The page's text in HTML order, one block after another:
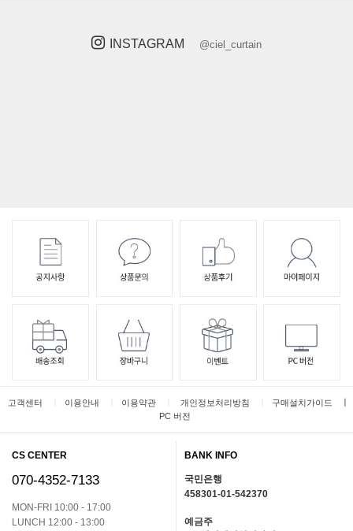
INSTAGRAM @ciel_curtain
고객센터 이용안내 이용약관 개인정보처리방침 구매설치가이드
PC 버전
CS CENTER
070-4352-7133
MON-FRI 10:00 - 17:00
LUNCH 12:00 - 13:00
BANK INFO
국민은행
458301-01-542370
예금주